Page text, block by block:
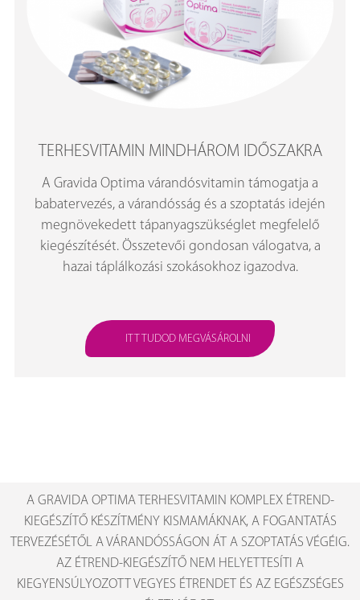
TERHESVITAMIN MINDHÁROM IDŐSZAKRA
A Gravida Optima várandósvitamin támogatja a
babatervezés, a várandósság és a szoptatás idején
megnövekedett tápanyagszükséglet megfelelő
kiegészítését. Összetevői gondosan válogatva, a
hazai táplálkozási szokásokhoz igazodva.
ITT TUDOD MEGVÁSÁROLNI
A GRAVIDA OPTIMA TERHESVITAMIN KOMPLEX ÉTREND-
KIEGÉSZÍTŐ KÉSZÍTMÉNY KISMAMÁKNAK, A FOGANTATÁS
TERVEZÉSÉTŐL A VÁRANDÓSSÁGON ÁT A SZOPTATÁS VÉGÉIG.
AZ ÉTREND-KIEGÉSZÍTŐ NEM HELYETTESÍTI A
KIEGYENSÚLYOZOTT VEGYES ÉTRENDET ÉS AZ EGÉSZSÉGES